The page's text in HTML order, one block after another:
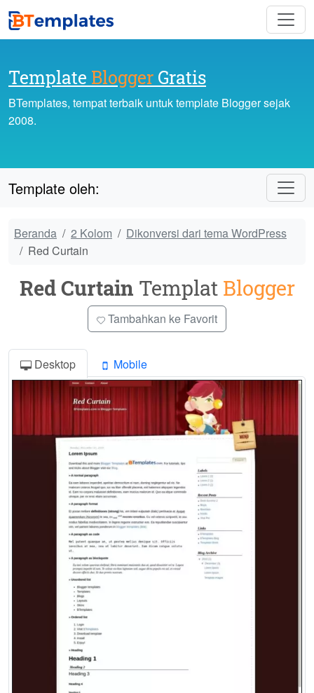
Template Blogger Gratis
BTemplates, tempat terbaik untuk template Blogger sejak
2008.
Template oleh:
Beranda 2 Kolom
Dikonversi dari tema WordPress
Red Curtain
Red Curtain Templat Blogger
Tambahkan ke Favorit
Desktop Mobile